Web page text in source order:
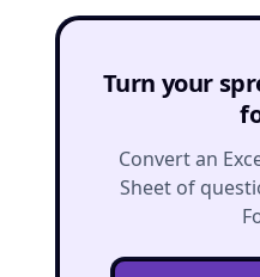
Turn your
Convert an
Sheet of